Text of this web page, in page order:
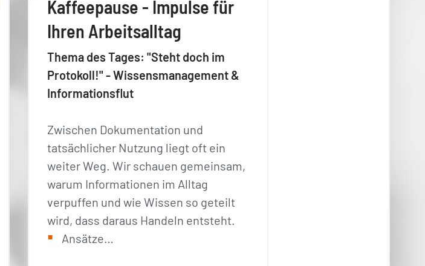
Kaffeepause - Impulse für
Ihren Arbeitsalltag
Thema des Tages: "Steht doch im
Protokoll!" - Wissensmanagement &
Informationsflut
Zwischen Dokumentation und
tatsächlicher Nutzung liegt oft ein
weiter Weg. Wir schauen gemeinsam,
warum Informationen im Alltag
verpuffen und wie Wissen so geteilt
wird, dass daraus Handeln entsteht.
Ansätze…